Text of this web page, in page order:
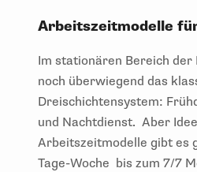
Arbeitszeitmodelle
Im stationären Bereich
noch überwiegend das
Dreischichtensystem:
und Nachtdienst. Aber
Arbeitszeitmodelle gibt es
Tage-Woche bis zum 7/7